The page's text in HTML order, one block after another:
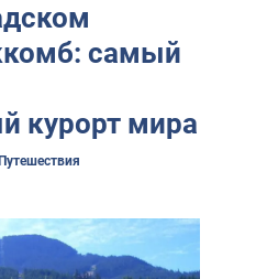
самый
курорт мира
Путешествия